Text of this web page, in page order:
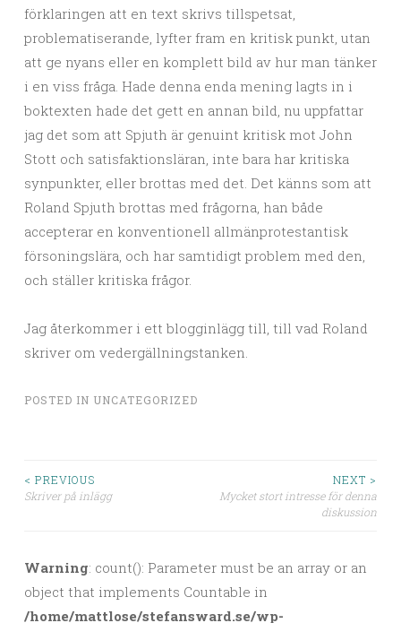
förklaringen att en text skrivs tillspetsat,
problematiserande, lyfter fram en kritisk punkt, utan
att ge nyans eller en komplett bild av hur man tänker
i en viss fråga. Hade denna enda mening lagts in i
boktexten hade det gett en annan bild, nu uppfattar
jag det som att Spjuth är genuint kritisk mot John
Stott och satisfaktionsläran, inte bara har kritiska
synpunkter, eller brottas med det. Det känns som att
Roland Spjuth brottas med frågorna, han både
accepterar en konventionell allmänprotestantisk
försoningslära, och har samtidigt problem med den,
och ställer kritiska frågor.
Jag återkommer i ett blogginlägg till, till vad Roland
skriver om vedergällningstanken.
POSTED IN UNCATEGORIZED
Post navigation
< PREVIOUS
Skriver på inlägg
NEXT >
Mycket stort intresse för denna
diskussion
Warning: count(): Parameter must be an array or an
object that implements Countable in
/home/mattlose/stefansward.se/wp-